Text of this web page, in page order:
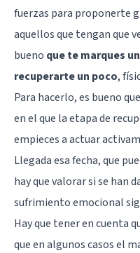
fuerzas para proponerte
aquellos que tengan que
bueno que te marques
recuperarte un poco,
Para hacerlo, es bueno
en el que la etapa de
empieces a actuar
Llegada esa fecha, que
hay que valorar si se han
sufrimiento emocional
Hay que tener en cuenta
que en algunos casos el